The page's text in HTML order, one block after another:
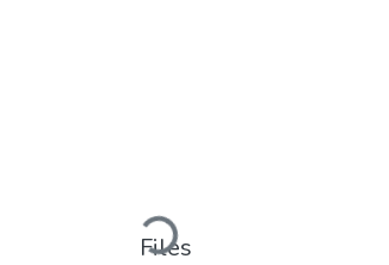
Loading...
Files